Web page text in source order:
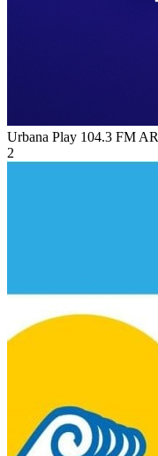
Urbana Play 104.3 FM AR
2